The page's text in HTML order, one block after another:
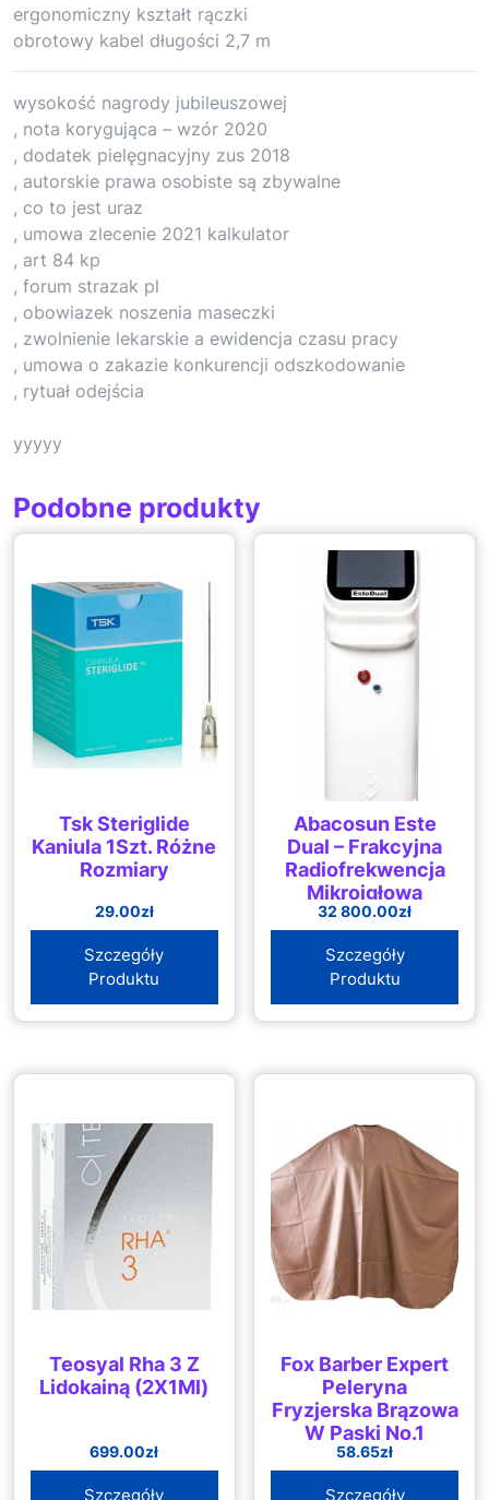
ergonomiczny kształt rączki
obrotowy kabel długości 2,7 m
wysokość nagrody jubileuszowej
, nota korygująca – wzór 2020
, dodatek pielęgnacyjny zus 2018
, autorskie prawa osobiste są zbywalne
, co to jest uraz
, umowa zlecenie 2021 kalkulator
, art 84 kp
, forum strazak pl
, obowiazek noszenia maseczki
, zwolnienie lekarskie a ewidencja czasu pracy
, umowa o zakazie konkurencji odszkodowanie
, rytuał odejścia
yyyyy
Podobne produkty
Tsk Steriglide
Kaniula 1Szt. Różne
Rozmiary
29.00zł
Szczegóły
Produktu
Abacosun Este
Dual – Frakcyjna
Radiofrekwencja
Mikroigłowa
32 800.00zł
Szczegóły
Produktu
Teosyal Rha 3 Z
Lidokainą (2X1Ml)
699.00zł
Szczegóły
Fox Barber Expert
Peleryna
Fryzjerska Brązowa
W Paski No.1
58.65zł
Szczegóły